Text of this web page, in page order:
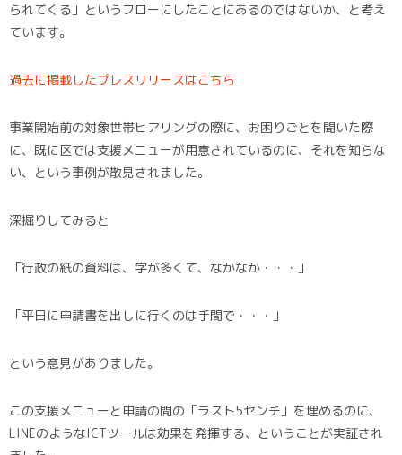
られてくる」というフローにしたことにあるのではないか、と考え
ています。
過去に掲載したプレスリリースはこちら
事業開始前の対象世帯ヒアリングの際に、お困りごとを聞いた際
に、既に区では支援メニューが用意されているのに、それを知らな
い、という事例が散見されました。
深掘りしてみると
「行政の紙の資料は、字が多くて、なかなか・・・」
「平日に申請書を出しに行くのは手間で・・・」
という意見がありました。
この支援メニューと申請の間の「ラスト5センチ」を埋めるのに、
LINEのようなICTツールは効果を発揮する、ということが実証され